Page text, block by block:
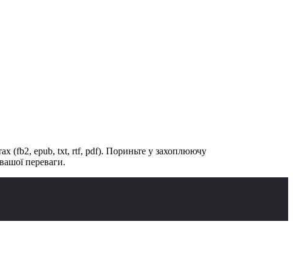
(fb2, epub, txt, rtf, pdf). Пориньте у захоплюючу
переваги.